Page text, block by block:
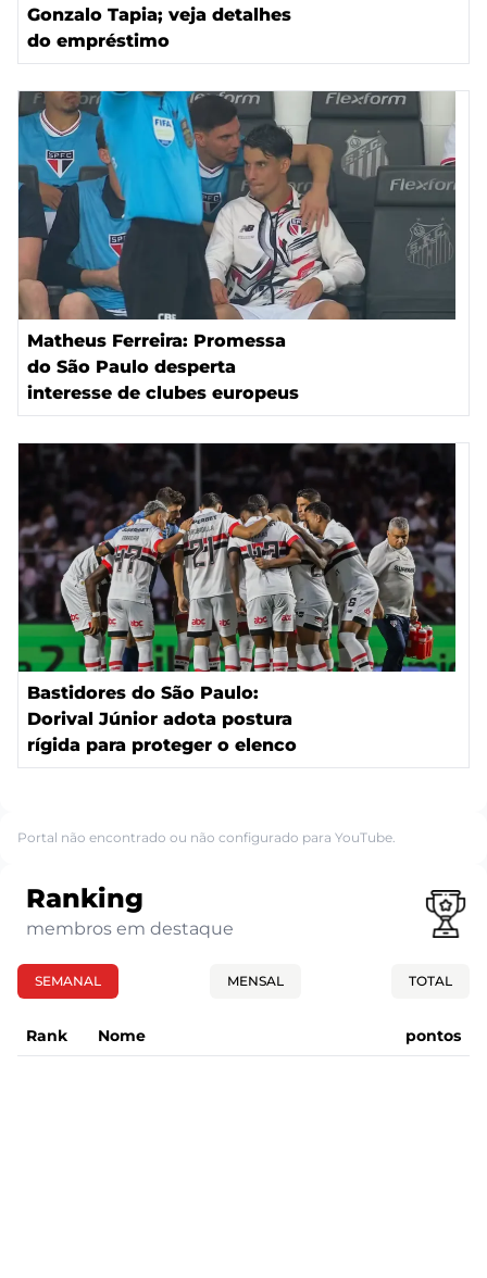
Gonzalo Tapia; veja detalhes
do empréstimo
Matheus Ferreira: Promessa
do São Paulo desperta
interesse de clubes europeus
Bastidores do São Paulo:
Dorival Júnior adota postura
rígida para proteger o elenco
Portal não encontrado ou não configurado para YouTube.
Ranking
membros em destaque
SEMANAL MENSAL TOTAL
Rank Nome pontos